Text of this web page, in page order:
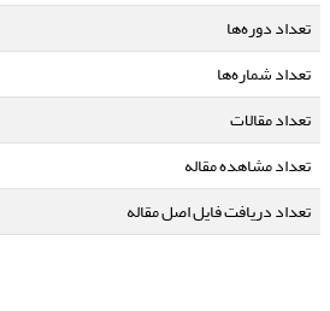
تعداد دوره‌ها
تعداد شماره‌ها
تعداد مقالات
تعداد مشاهده مقاله
تعداد دریافت فایل اصل مقاله